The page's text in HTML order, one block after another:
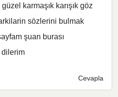
karmaşık karışık göz
sözlerini bulmak
şuan burası
dilerim
Cevapla